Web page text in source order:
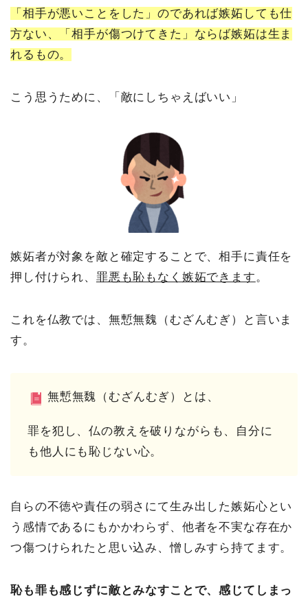
「相手が悪いことをした」のであれば嫉妬しても仕
方ない、「相手が傷つけてきた」ならば嫉妬は生ま
れるもの。
こう思うために、「敵にしちゃえばいい」
嫉妬者が対象を敵と確定することで、相手に責任を
押し付けられ、 罪悪も恥もなく嫉妬できます。
これを仏教では、無慙無魏（むざんむぎ）と言いま
す。
無慙無魏（むざんむぎ）とは、
罪を犯し、仏の教えを破りながらも、自分に
も他人にも恥じない心。
自らの不徳や責任の弱さにて生み出した嫉妬心とい
う感情であるにもかかわらず、他者を不実な存在か
つ傷つけられたと思い込み、憎しみすら持てます。
恥も罪も感じずに敵とみなすことで、感じてしまっ